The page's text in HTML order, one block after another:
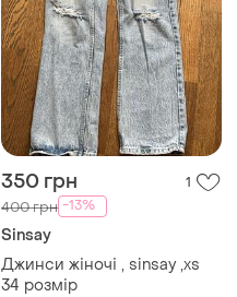
350 грн 1
400 грн -13%
Sinsay
Джинси жіночі , sinsay ,xs
34 розмір